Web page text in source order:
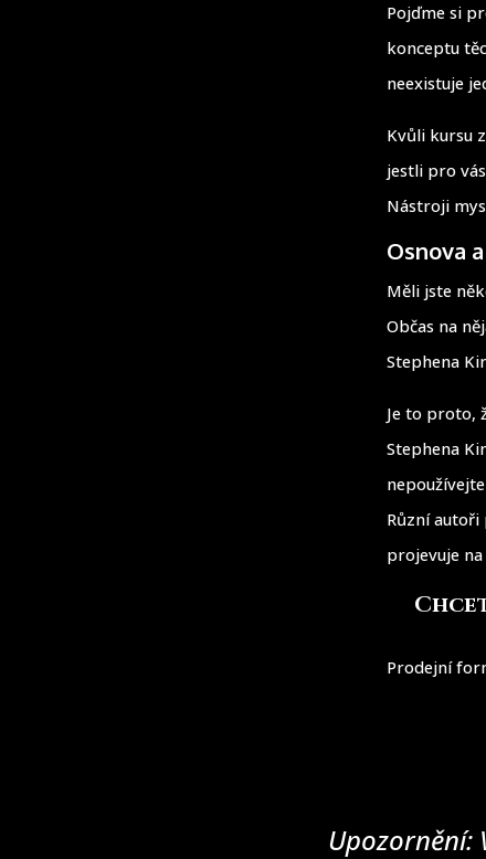
Pojďme si
konceptu
neexistuje
Kvůli kursu
jestli pro
Nástroji
Osnova
Měli jste
Občas na
Stephena
Je to proto,
Stephena
Různí autoři
projevuje
Prodejní
Upozornění: